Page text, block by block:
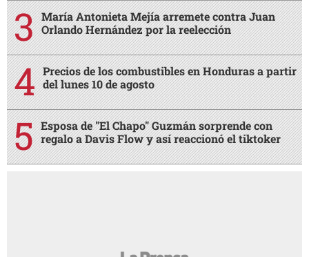
María Antonieta Mejía arremete contra Juan
Orlando Hernández por la reelección
Precios de los combustibles en Honduras a partir
del lunes 10 de agosto
Esposa de "El Chapo" Guzmán sorprende con
regalo a Davis Flow y así reaccionó el tiktoker